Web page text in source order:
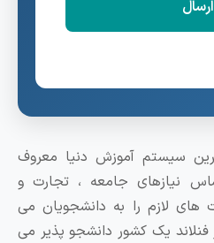
آموزش دنیا معروف
جامعه ، تجارت و
را به دانشجویان می
کشور دانشجو پذیر می